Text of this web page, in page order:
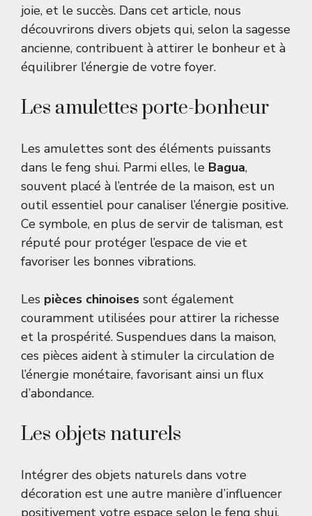
joie, et le succès. Dans cet article, nous
découvrirons divers objets qui, selon la sagesse
ancienne, contribuent à attirer le bonheur et à
équilibrer l’énergie de votre foyer.
Les amulettes porte-bonheur
Les amulettes sont des éléments puissants
dans le feng shui. Parmi elles, le Bagua,
souvent placé à l’entrée de la maison, est un
outil essentiel pour canaliser l’énergie positive.
Ce symbole, en plus de servir de talisman, est
réputé pour protéger l’espace de vie et
favoriser les bonnes vibrations.
Les pièces chinoises sont également
couramment utilisées pour attirer la richesse
et la prospérité. Suspendues dans la maison,
ces pièces aident à stimuler la circulation de
l’énergie monétaire, favorisant ainsi un flux
d’abondance.
Les objets naturels
Intégrer des objets naturels dans votre
décoration est une autre manière d’influencer